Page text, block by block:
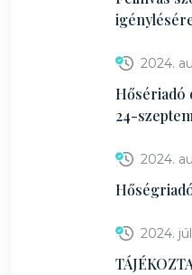
2024.
Hősériadó
24-
2024.
2024.